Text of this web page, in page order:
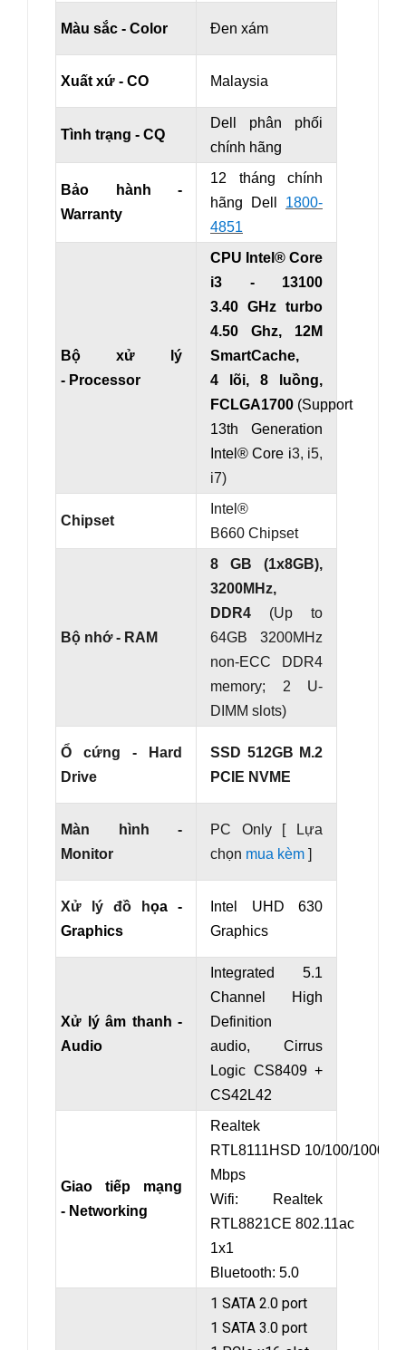
Màu sắc - Color Đen xám
Xuất xứ - CO Malaysia
Tình trạng - CQ
Dell phân phối
chính hãng
Bảo hành -
Warranty
12 tháng chính
hãng Dell
1800-
4851
Bộ xử lý
- Processor
CPU Intel® Core
i3 - 13100
3.40 GHz turbo
4.50 Ghz, 12M
SmartCache,
4 lõi, 8 luồng,
FCLGA1700 (Support
13th Generation
Intel® Core i3, i5,
i7)
Chipset
Intel®
B660 Chipset
Bộ nhớ - RAM
8 GB (1x8GB),
3200MHz,
DDR4
(Up to
64GB 3200MHz
non-ECC DDR4
memory; 2 U-
DIMM slots)
Ổ cứng - Hard
Drive
SSD 512GB M.2
PCIE NVME
Màn hình -
Monitor
PC Only [ Lựa
chọn mua kèm ]
Xử lý đồ họa -
Graphics
Intel UHD 630
Graphics
Xử lý âm thanh -
Audio
Integrated 5.1
Channel High
Definition
audio, Cirrus
Logic CS8409 +
CS42L42
Giao tiếp mạng
- Networking
Realtek
RTL8111HSD 10/100/1000
Mbps
Wifi: Realtek
RTL8821CE 802.11ac
1x1
Bluetooth: 5.0
1 SATA 2.0 port
1 SATA 3.0 port